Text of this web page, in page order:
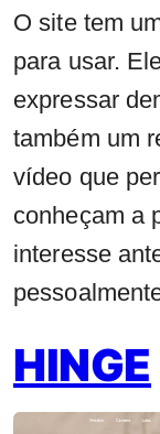
O site tem
para usar.
expressar
também um
vídeo que
conheçam a
interesse
HINGE